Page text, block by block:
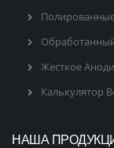
Жесткое
Калькулятор
НАША